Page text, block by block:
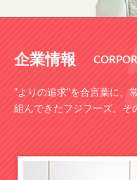
企業情報
"よりの追求"を合言葉に、
組んできたフジフーズ。そ